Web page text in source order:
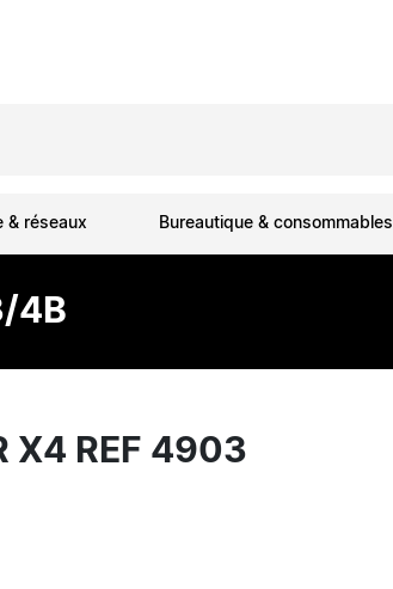
& réseaux Bureautique & consommables
4B
X4 REF 4903